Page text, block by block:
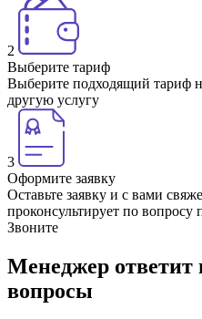
2
Выберите тариф
Выберите подходящий тариф
другую услугу
3
Оформите заявку
Оставьте заявку и с вами
проконсультирует по вопросу
Звоните
Менеджер ответит
вопросы